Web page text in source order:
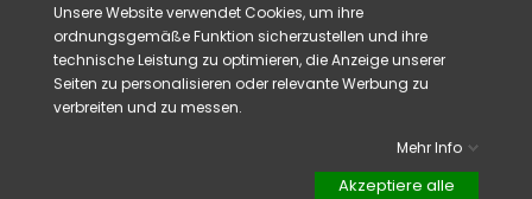
Schwitzschicht zu entfetten) oder nach der
Nagelmodellage auftragen.
Für einen magischen Effekt eine helle Farbe für
einen dezenten Effekt oder eine dunkle Farbe
für einen auffälligeren Effekt auftragen.
aufgetragen, schließen Sie die freie Kante zur
ersten Schicht und tragen Sie die zweite
Unsere Website verwendet Cookies, um ihre
ordnungsgemäße Funktion sicherzustellen und ihre
technische Leistung zu optimieren, die Anzeige unserer
Seiten zu personalisieren oder relevante Werbung zu
verbreiten und zu messen.
Mehr Info
Akzeptiere alle